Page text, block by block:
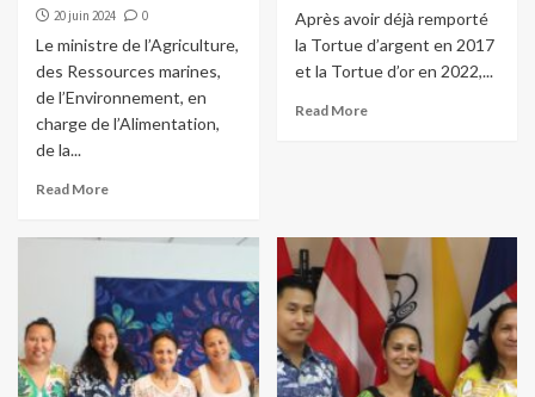
20 juin 2024 0
Le ministre de l’Agriculture,
des Ressources marines,
de l’Environnement, en
charge de l’Alimentation,
de la...
Read More
Après avoir déjà remporté
la Tortue d’argent en 2017
et la Tortue d’or en 2022,...
Read More